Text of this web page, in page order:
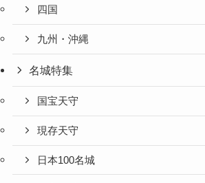
四国
九州・沖縄
名城特集
国宝天守
現存天守
日本100名城